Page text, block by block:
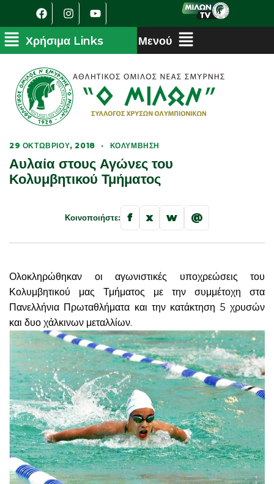
29 ΟΚΤΩΒΡΊΟΥ, 2018 · ΚΟΛΎΜΒΗΣΗ
Αυλαία στους Αγώνες του
Κολυμβητικού Τμήματος
Κοινοποιήστε: f x w @
Ολοκληρώθηκαν οι αγωνιστικές υποχρεώσεις του
Κολυμβητικού μας Τμήματος με την συμμέτοχη στα
Πανελλήνια Πρωταθλήματα και την κατάκτηση 5 χρυσών
και δυο χάλκινων μεταλλίων.